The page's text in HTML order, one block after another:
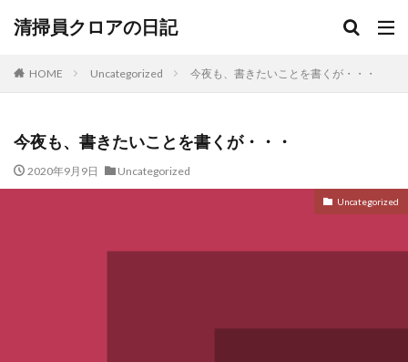
清掃員クロアの日記
HOME Uncategorized 今夜も、書きたいことを書くが・・・
今夜も、書きたいことを書くが・・・
2020年9月9日 Uncategorized
Uncategorized